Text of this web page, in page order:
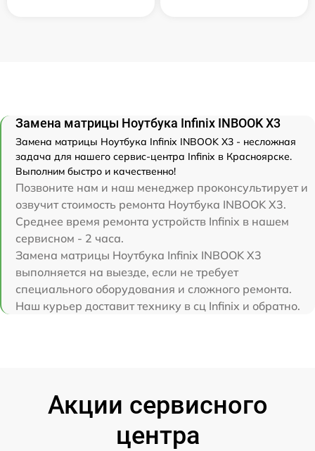
Замена матрицы Ноутбука Infinix INBOOK X3
Замена матрицы Ноутбука Infinix INBOOK X3 - несложная
задача для нашего сервис-центра Infinix в Красноярске.
Выполним быстро и качественно!
Позвоните нам и наш менеджер проконсультирует и
озвучит стоимость ремонта Ноутбука INBOOK X3.
Среднее время ремонта устройств Infinix в нашем
сервисном - 2 часа.
Замена матрицы Ноутбука Infinix INBOOK X3
выполняется на выезде, если не требует
специального оборудования и сложного ремонта.
Наш курьер доставит технику в сц Infinix и обратно.
Акции сервисного
центра